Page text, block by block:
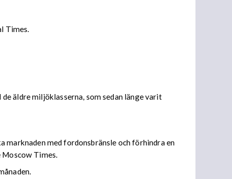
Times.
äldre miljöklasserna, som sedan länge varit
med fordonsbränsle och förhindra en
Moscow Times.